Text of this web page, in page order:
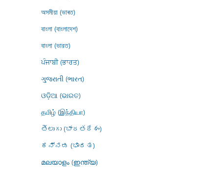
অসমীয়া (ভাৰত)
বাংলা (বাংলাদেশ)
বাংলা (ভারত)
ਪੰਜਾਬੀ (ਭਾਰਤ)
ગુજરાતી (ભારત)
ଓଡ଼ିଆ (ଭାରତ)
தமிழ் (இந்தியா)
తెలుగు (భారతదేశం)
ಕನ್ನಡ (ಭಾರತ)
മലയാളം (ഇന്ത്യ)